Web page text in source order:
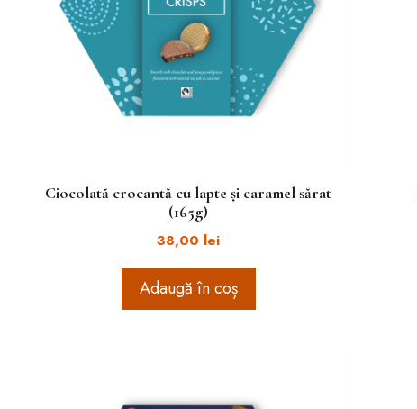
Ciocolată crocantă cu lapte și caramel sărat
(165g)
38,00 lei
Adaugă în coș